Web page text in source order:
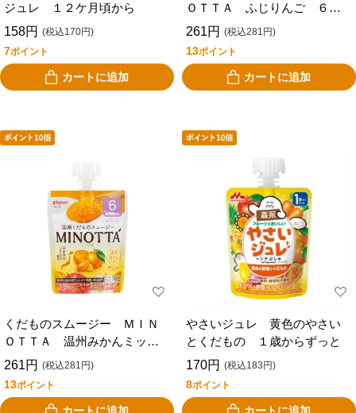
ジュレ １２ケ月頃から
158円 (税込170円)
7ポイント
カートに追加
ＯＴＴＡ ふじりんご ６カ
月頃から
261円 (税込281円)
13ポイント
カートに追加
くだものスムージー ＭＩＮ
ＯＴＴＡ 温州みかんミック
ス ６カ月頃から
261円 (税込281円)
13ポイント
やさいジュレ 黄色のやさい
とくだもの １歳からずっと
170円 (税込183円)
8ポイント